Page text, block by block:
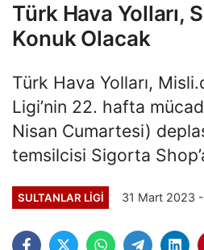
Türk Hava Yolları,
Konuk Olacak
Türk Hava Yolları,
Ligi’nin 22. hafta
Nisan Cumartesi)
temsilcisi Sigorta
SULTANLAR LIGI 31 Mart 2023